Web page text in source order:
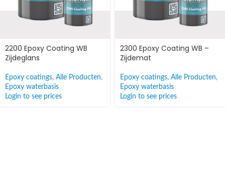
2200 Epoxy Coating WB
Zijdeglans
Epoxy coatings, Alle Producten,
Epoxy waterbasis
Login to see prices
2300 Epoxy Coating WB –
Zijdemat
Epoxy coatings, Alle Producten,
Epoxy waterbasis
Login to see prices